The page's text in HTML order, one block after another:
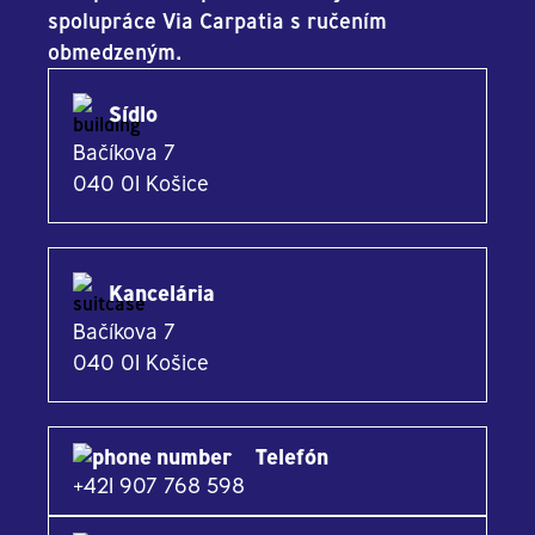
spolupráce Via Carpatia s ručením
obmedzeným.
Sídlo
Bačíkova 7
040 01 Košice
Kancelária
Bačíkova 7
040 01 Košice
Telefón
+421 907 768 598